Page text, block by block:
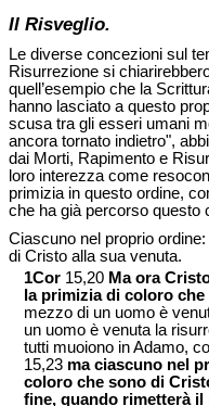
Il Risveglio.
Le diverse concezioni sul
Risurrezione si
quell’esempio che la
hanno lasciato a questo
scusa tra gli esseri umani
ancora tornato indietro",
dai Morti, Rapimento e
loro interezza come
primizia in questo ordine,
che ha già percorso questo
Ciascuno nel proprio
di Cristo alla sua venuta.
1Cor 15,20 Ma ora
la primizia di coloro
mezzo di un uomo è
un uomo è venuta la
tutti muoiono in Adamo,
15,23 ma ciascuno nel
coloro che sono di
fine, quando rimetterà il